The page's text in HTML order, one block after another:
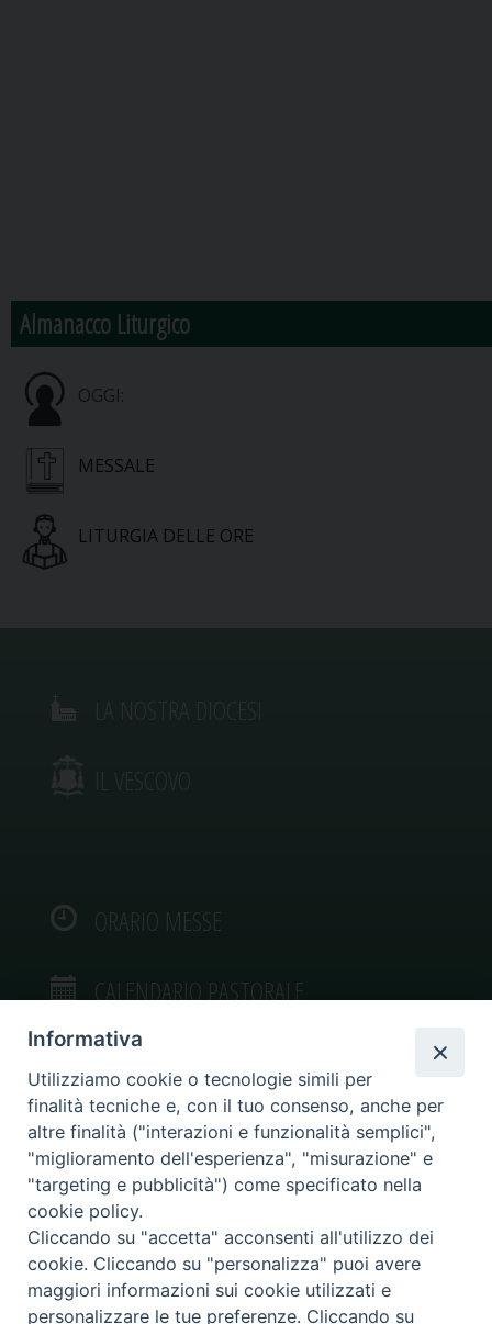
Almanacco Liturgico
OGGI:
MESSALE
LITURGIA DELLE ORE
IL VESCOVO
ORARIO MESSE
CALENDARIO PASTORALE
VIDEOGALLERY
PHOTOGALLERY
Informativa
Utilizziamo cookie o tecnologie simili per
finalità tecniche e, con il tuo consenso, anche per
altre finalità ("interazioni e funzionalità semplici",
"miglioramento dell'esperienza", "misurazione" e
"targeting e pubblicità") come specificato nella
cookie policy.
Cliccando su "accetta" acconsenti all'utilizzo dei
cookie. Cliccando su "personalizza" puoi avere
maggiori informazioni sui cookie utilizzati e
personalizzare le tue preferenze. Cliccando su